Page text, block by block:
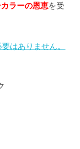
ラーの恩恵を受
はありません。